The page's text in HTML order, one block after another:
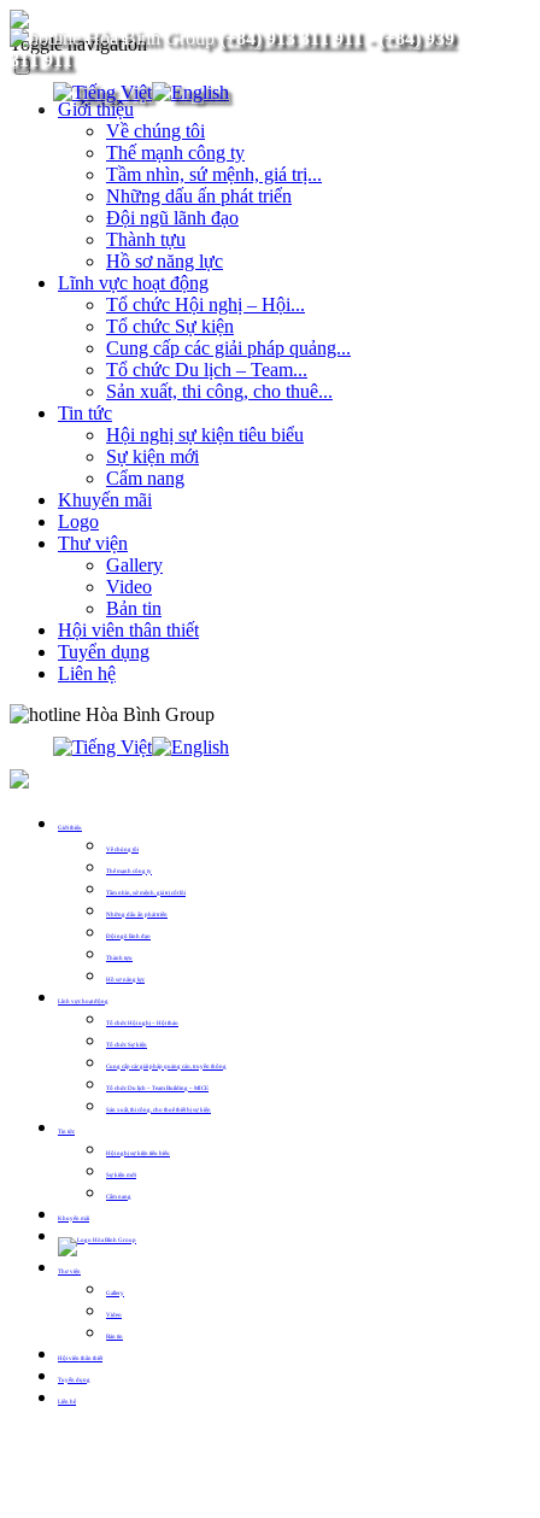
(+84) 913 311 911- (+84) 939
311 911
Toggle navigation
Giới thiệu
Về chúng tôi
Thế mạnh công ty
Tầm nhìn, sứ mệnh, giá trị...
Những dấu ấn phát triển
Đội ngũ lãnh đạo
Thành tựu
Hồ sơ năng lực
Lĩnh vực hoạt động
Tổ chức Hội nghị – Hội...
Tổ chức Sự kiện
Cung cấp các giải pháp quảng...
Tổ chức Du lịch – Team...
Sản xuất, thi công, cho thuê...
Tin tức
Hội nghị sự kiện tiêu biểu
Sự kiện mới
Cẩm nang
Khuyến mãi
Logo
Thư viện
Gallery
Video
Bản tin
Hội viên thân thiết
Tuyển dụng
Liên hệ
Giới thiệu
Về chúng tôi
Thế mạnh công ty
Tầm nhìn, sứ mệnh, giá trị cốt lõi
Những dấu ấn phát triển
Đội ngũ lãnh đạo
Thành tựu
Hồ sơ năng lực
Lĩnh vực hoạt động
Tổ chức Hội nghị – Hội thảo
Tổ chức Sự kiện
Cung cấp các giải pháp quảng cáo, truyền thông
Tổ chức Du lịch – Team Building – MICE
Sản xuất, thi công, cho thuê thiết bị sự kiện
Tin tức
Hội nghị sự kiện tiêu biểu
Sự kiện mới
Cẩm nang
Khuyến mãi
Thư viện
Gallery
Video
Bản tin
Hội viên thân thiết
Tuyển dụng
Liên hệ